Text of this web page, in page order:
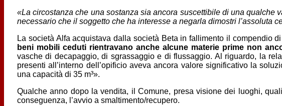
«La circostanza che una sostanza sia ancora suscettibile di una
necessario che il soggetto che ha interesse a negarla dimostri l’assoluta
La società Alfa acquistava dalla società Beta in fallimento il compendio
beni mobili ceduti rientravano anche alcune materie prime non
vasche di decapaggio, di sgrassaggio e di flussaggio. Al riguardo, la
presenti all’interno dell’opificio aveva ancora valore significativo la
una capacità di 35 m³».
Qualche anno dopo la vendita, il Comune, presa visione dei luoghi,
conseguenza, l’avvio a smaltimento/recupero.